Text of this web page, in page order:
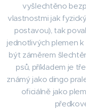
vyšlechtěno
vlastnostmi jak
postavou), tak
jednotlivých plemen k
být záměrem
psů, příkladem je
známý jako dingo
oficiálně jako